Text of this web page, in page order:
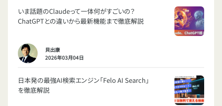
いま話題のClaudeって一体何がすごいの？
ChatGPTとの違いから最新機能まで徹底解説
貝出康
2026年03月04日
日本発の最強AI検索エンジン「Felo AI Search」
を徹底解説